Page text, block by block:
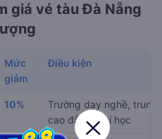
giá vé tàu Đà Nẵng
Mức
giảm
Điều kiện
10%
Trường dạy nghề, trung
cao đẳng, đại học